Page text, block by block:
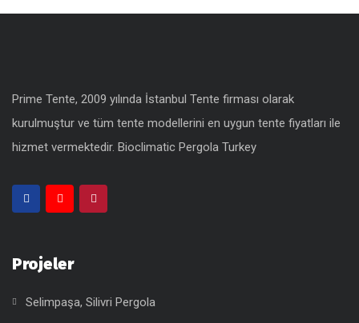
Prime Tente, 2009 yılında İstanbul Tente firması olarak
kurulmuştur ve tüm tente modellerini en uygun tente fiyatları ile
hizmet vermektedir. Bioclimatic Pergola Turkey
Projeler
Selimpaşa, Silivri Pergola